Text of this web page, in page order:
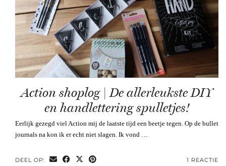
Action shoplog | De allerleukste DIY
en handlettering spulletjes!
Eerlijk gezegd viel Action mij de laatste tijd een beetje tegen. Op de bullet
journals na kon ik er echt niet slagen. Ik vond …
DEEL OP: 1 REACTIE